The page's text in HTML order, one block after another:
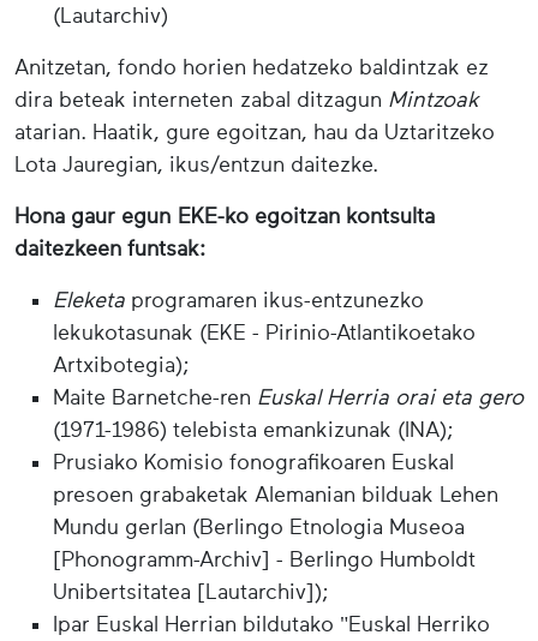
(Lautarchiv)
Anitzetan, fondo horien hedatzeko baldintzak ez
dira beteak interneten zabal ditzagun Mintzoak
atarian. Haatik, gure egoitzan, hau da Uztaritzeko
Lota Jauregian, ikus/entzun daitezke.
Hona gaur egun EKE-ko egoitzan kontsulta
daitezkeen funtsak:
Eleketa programaren ikus-entzunezko
lekukotasunak (EKE - Pirinio-Atlantikoetako
Artxibotegia);
Maite Barnetche-ren Euskal Herria orai eta gero
(1971-1986) telebista emankizunak (INA);
Prusiako Komisio fonografikoaren Euskal
presoen grabaketak Alemanian bilduak Lehen
Mundu gerlan (Berlingo Etnologia Museoa
[Phonogramm-Archiv] - Berlingo Humboldt
Unibertsitatea [Lautarchiv]);
Ipar Euskal Herrian bildutako "Euskal Herriko